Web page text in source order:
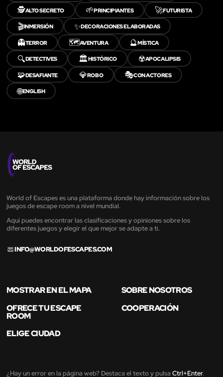
🕵️ALTO SECRETO 🌱PRINCIPIANTES 🚀FUTURISTA
🎬INMERSIÓN ✨DECORACIONES ELABORADAS
👻TERROR 🗺️AVENTURA 🔮MÍSTICA
🔍DETECTIVES 🏛️HISTÓRICO ☢️APOCALIPSIS
🧩DESAFIANTE 💎ROBO 🎭CON ACTORES
🌐ENGLISH
World of Escapes es una plataforma donde hay información sobre los
juegos de escape room a nivel mundial.
Aquí puedes encontrar las clasificaciones y opiniones sobre los
diferentes juegos y elegir el que mejor se adapte a ti.
INFO@WORLDOFESCAPES.COM
MOSTRAR EN EL MAPA
SOBRE NOSOTROS
OFRECE TU ESCAPE
ROOM
COOPERACIÓN
ELIGE CIUDAD
¿Hay un error en la página web? Destaca el texto y pulsa Ctrl+Enter.